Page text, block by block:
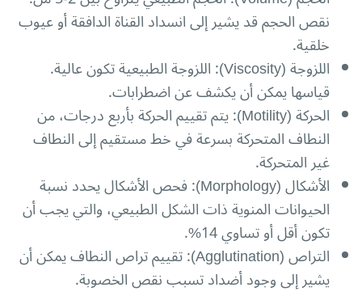
نقص الحجم قد يشير إلى انسداد القناة الدافقة أو عيوب
خلقية.
اللزوجة (Viscosity): اللزوجة الطبيعية تكون عالية.
قياسها يمكن أن يكشف عن اضطرابات.
الحركة (Motility): يتم تقييم الحركة بأربع درجات، من
النطاف المتحركة بسرعة في خط مستقيم إلى النطاف
غير المتحركة.
الأشكال (Morphology): فحص الأشكال يحدد نسبة
الحيوانات المنوية ذات الشكل الطبيعي، والتي يجب أن
تكون أقل أو تساوي 14%.
التراص (Agglutination): تقييم تراص النطاف يمكن أن
يشير إلى وجود أضداد تسبب نقص الخصوبة.